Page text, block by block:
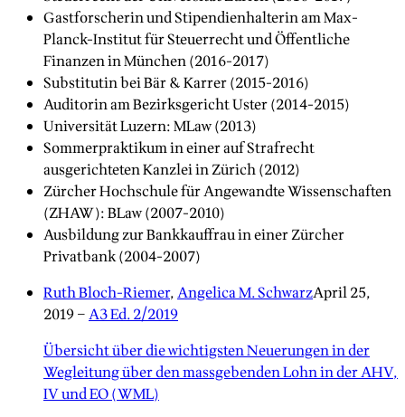
Gastforscherin und Stipendienhalterin am Max-
Planck-Institut für Steuerrecht und Öffentliche
Finanzen in München (2016-2017)
Substitutin bei Bär & Karrer (2015-2016)
Auditorin am Bezirksgericht Uster (2014-2015)
Universität Luzern: MLaw (2013)
Sommerpraktikum in einer auf Strafrecht
ausgerichteten Kanzlei in Zürich (2012)
Zürcher Hochschule für Angewandte Wissenschaften
(ZHAW): BLaw (2007-2010)
Ausbildung zur Bankkauffrau in einer Zürcher
Privatbank (2004-2007)
Ruth Bloch-Riemer,Angelica M. SchwarzApril 25,
2019–A3 Ed. 2/2019
Übersicht über die wichtigsten Neuerungen in der
Wegleitung über den massgebenden Lohn in der AHV,
IV und EO (WML)